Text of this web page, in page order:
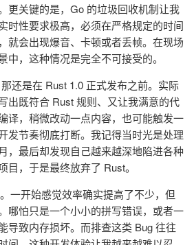
更关键的是，Go 的垃圾回收机制让我
时性要求极高，必须在严格规定的时间
就会出现爆音、卡顿或者丢帧。在现场
中，这种情况是完全不可接受的。
还是在 Rust 1.0 正式发布之前。实际
出既符合 Rust 规则、又让我满意的代
译，稍微改动一点内容，也可能触发一
发节奏彻底打断。我记得当时光是处理
，最后却发现自己越来越深地陷进各种
目，于是最终放弃了 Rust。
一开始感觉效率确实提高了不少，但
哪怕只是一个小小的拼写错误，或者一
导致内存损坏。而排查这类 Bug 往往